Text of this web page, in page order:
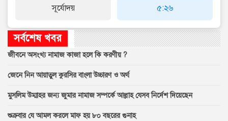
সূর্যোদয় ৫:২৬
সর্বশেষ খবর
জীবনে অসংখ্য নামাজ কাজা হলে কি করণীয় ?
জেনে নিন আয়াতুল কুরসির বাংলা উচ্চারণ ও অর্থ
মুসলিম উম্মাহর জন্য জুমার নামাজ সম্পর্কে আল্লাহ যেসব নির্দেশ দিয়েছেন
শুক্রবার যে আমল করলে মাফ হয় ৮০ বছরের গুনাহ